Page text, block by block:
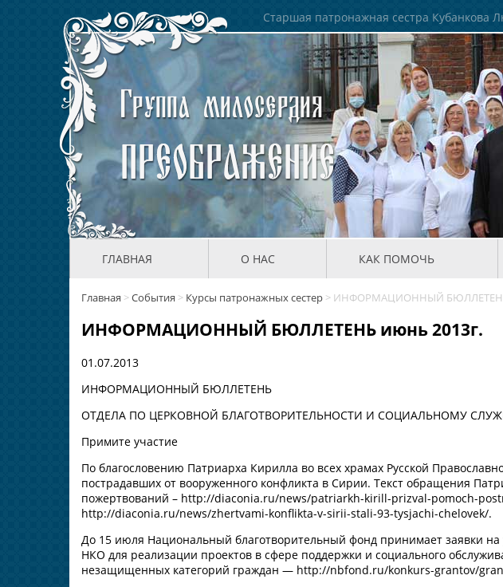
Старшая патронажная сестра Кубанкова
ГЛАВНАЯ О НАС КАК ПОМОЧЬ
Главная >События > Курсы патронажных сестер > ИНФОРМАЦИОННЫЙ БЮЛЛЕТЕНЬ
ИНФОРМАЦИОННЫЙ БЮЛЛЕТЕНЬ июнь 2013г.
01.07.2013
ИНФОРМАЦИОННЫЙ БЮЛЛЕТЕНЬ
ОТДЕЛА ПО ЦЕРКОВНОЙ БЛАГОТВОРИТЕЛЬНОСТИ И СОЦИАЛЬНОМУ
Примите участие
По благословению Патриарха Кирилла во всех храмах Русской
пострадавших от вооруженного конфликта в Сирии. Текст обращения
пожертвований – http://diaconia.ru/news/patriarkh-kirill-prizval-pomoch-
http://diaconia.ru/news/zhertvami-konflikta-v-sirii-stali-93-tysjachi-chelovek/.
До 15 июля Национальный благотворительный фонд принимает заявки на
НКО для реализации проектов в сфере поддержки и социального
незащищенных категорий граждан — http://nbfond.ru/konkurs-grantov/